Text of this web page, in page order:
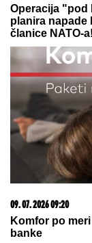
"DEVOJKA JE
BUREKE"
progovorila o
"Poklanjam